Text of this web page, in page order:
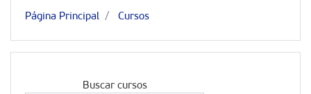
Página Principal Cursos
Buscar cursos